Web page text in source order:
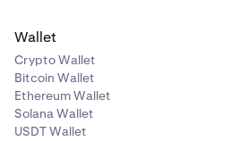
Wallet
Crypto Wallet
Bitcoin Wallet
Ethereum Wallet
Solana Wallet
USDT Wallet